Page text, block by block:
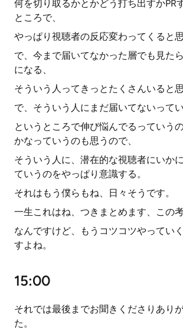
何を切り取るかとかどう打ち出すかPR
ところで、
やっぱり視聴者の反応変わってくると
で、今まで届いてなかった層でも見た
になる、
そういう人ってきっとたくさんいると
で、そういう人にまだ届いてないってい
というところで伸び悩んでるっていう
かなっていうのも思うので、
そういう人に、潜在的な視聴者にいか
ていうのをやっぱり意識する。
それはもう僕らもね、日々そうです。
一生これはね、つきまとめます、この考
なんですけど、もうコツコツやってい
すよね。
15:00
それでは最後までお聞きくださりあり
た。